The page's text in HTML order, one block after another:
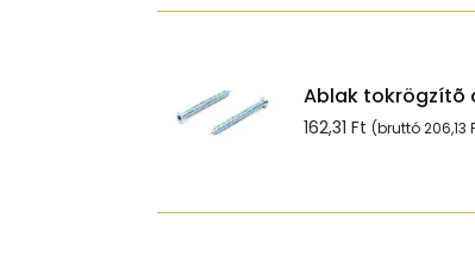
Ablak tokrögzítõ
162,31 Ft (bruttó206,13